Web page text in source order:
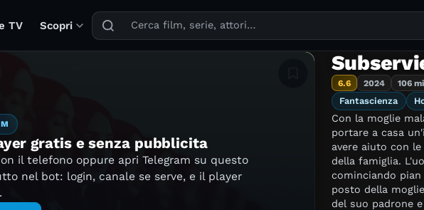
TV Scopri
Puoi cercare film, serie TV, attori, registi, generi e temi.
gratis e senza pubblicita
il telefono oppure apri Telegram su questo
nel bot: login, canale se serve, e il player
Aggiungi in lista
6.6 2024 106
Fantascienza
Con la moglie
portare a casa
avere aiuto con
della famiglia.
cominciando
posto della
del suo padrone